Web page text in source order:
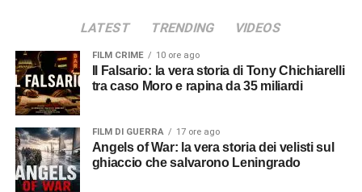
LATEST TRENDING VIDEOS
FILM CRIME 10 ore ago
tra caso Moro e rapina da 35 miliardi
FILM DI GUERRA 17 ore ago
Angels of War: la vera storia dei velisti sul
ghiaccio che salvarono Leningrado